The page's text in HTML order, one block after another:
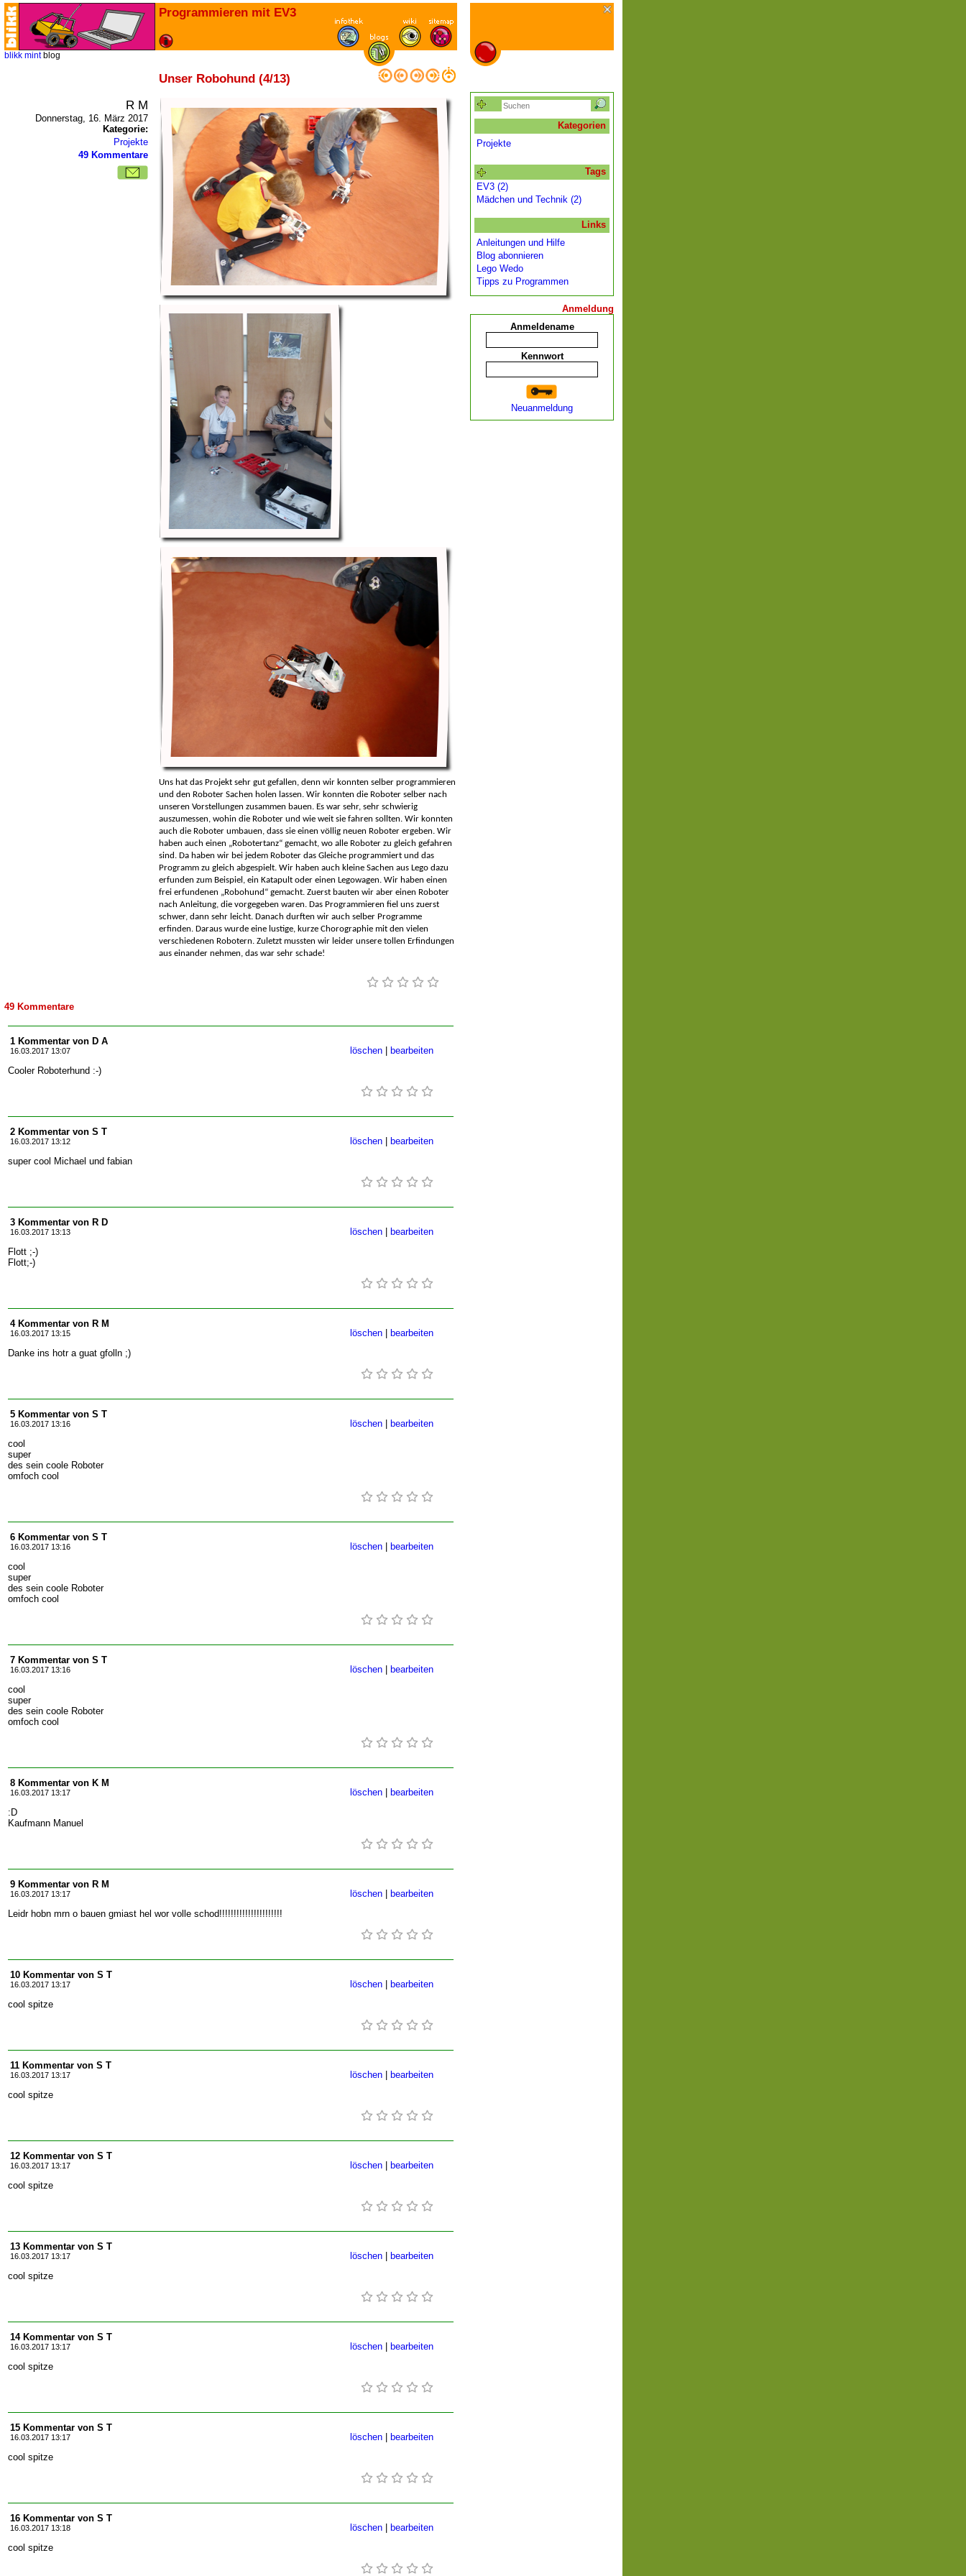
Programmieren mit EV3
blikk mint blog
Unser Robohund (4/13)
R M
Donnerstag, 16. März 2017
Kategorie:
Projekte
49 Kommentare
Uns hat das Projekt sehr gut gefallen, denn wir konnten selber programmieren
und den Roboter Sachen holen lassen. Wir konnten die Roboter selber nach
unseren Vorstellungen zusammen bauen. Es war sehr, sehr schwierig
auszumessen, wohin die Roboter und wie weit sie fahren sollten. Wir konnten
auch die Roboter umbauen, dass sie einen völlig neuen Roboter ergeben. Wir
haben auch einen „Robotertanz“ gemacht, wo alle Roboter zu gleich gefahren
sind. Da haben wir bei jedem Roboter das Gleiche programmiert und das
Programm zu gleich abgespielt. Wir haben auch kleine Sachen aus Lego dazu
erfunden zum Beispiel, ein Katapult oder einen Legowagen. Wir haben einen
frei erfundenen „Robohund“ gemacht. Zuerst bauten wir aber einen Roboter
nach Anleitung, die vorgegeben waren. Das Programmieren fiel uns zuerst
schwer, dann sehr leicht. Danach durften wir auch selber Programme
erfinden. Daraus wurde eine lustige, kurze Chorographie mit den vielen
verschiedenen Robotern. Zuletzt mussten wir leider unsere tollen Erfindungen
aus einander nehmen, das war sehr schade!
49 Kommentare
1 Kommentar von D A
16.03.2017 13:07 bearbeiten
löschen
Cooler Roboterhund :-)
2 Kommentar von S T
16.03.2017 13:12 bearbeiten
löschen
super cool Michael und fabian
3 Kommentar von R D
16.03.2017 13:13 bearbeiten
löschen
Flott ;-)
Flott;-)
4 Kommentar von R M
16.03.2017 13:15 bearbeiten
löschen
Danke ins hotr a guat gfolln ;)
5 Kommentar von S T
16.03.2017 13:16 bearbeiten
löschen
cool
super
des sein coole Roboter
omfoch cool
6 Kommentar von S T
16.03.2017 13:16 bearbeiten
löschen
cool
super
des sein coole Roboter
omfoch cool
7 Kommentar von S T
16.03.2017 13:16 bearbeiten
löschen
cool
super
des sein coole Roboter
omfoch cool
8 Kommentar von K M
16.03.2017 13:17 bearbeiten
löschen
:D
Kaufmann Manuel
9 Kommentar von R M
16.03.2017 13:17 bearbeiten
löschen
Leidr hobn mrn o bauen gmiast hel wor volle schod!!!!!!!!!!!!!!!!!!!!!!
10 Kommentar von S T
16.03.2017 13:17 bearbeiten
löschen
cool spitze
11 Kommentar von S T
16.03.2017 13:17 bearbeiten
löschen
cool spitze
12 Kommentar von S T
16.03.2017 13:17 bearbeiten
löschen
cool spitze
13 Kommentar von S T
16.03.2017 13:17 bearbeiten
löschen
cool spitze
14 Kommentar von S T
16.03.2017 13:17 bearbeiten
löschen
cool spitze
15 Kommentar von S T
16.03.2017 13:17 bearbeiten
löschen
cool spitze
16 Kommentar von S T
16.03.2017 13:18 bearbeiten
löschen
cool spitze
Kategorien
Projekte
Tags
EV3 (2)
Mädchen und Technik (2)
Links
Anleitungen und Hilfe
Blog abonnieren
Lego Wedo
Tipps zu Programmen
Anmeldung
Anmeldename
Kennwort
Neuanmeldung